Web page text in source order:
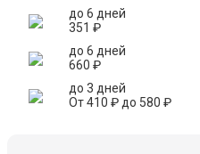
до 6 дней
351 ₽
до 6 дней
660 ₽
до 3 дней
От410 ₽до 580 ₽